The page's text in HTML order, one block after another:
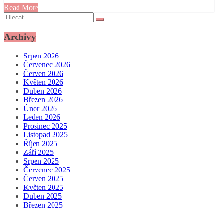
Read More
Archivy
Srpen 2026
Červenec 2026
Červen 2026
Květen 2026
Duben 2026
Březen 2026
Únor 2026
Leden 2026
Prosinec 2025
Listopad 2025
Říjen 2025
Září 2025
Srpen 2025
Červenec 2025
Červen 2025
Květen 2025
Duben 2025
Březen 2025